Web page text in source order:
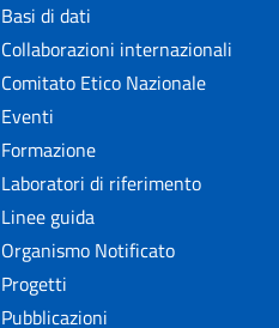
Basi di dati
Collaborazioni internazionali
Comitato Etico Nazionale
Eventi
Formazione
Laboratori di riferimento
Linee guida
Organismo Notificato
Progetti
Pubblicazioni